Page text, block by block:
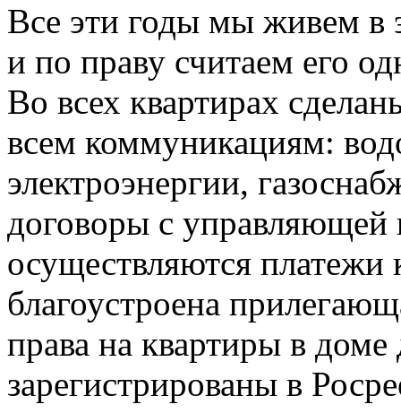
Все эти годы мы живем в
и по праву считаем его
Во всех квартирах
всем коммуникациям:
электроэнергии,
договоры с управляющей
осуществляются
благоустроена
права на квартиры в
зарегистрированы в